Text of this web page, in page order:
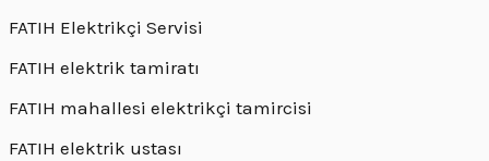
FATIH Elektrikçi Servisi
FATIH elektrik tamiratı
FATIH mahallesi elektrikçi tamircisi
FATIH elektrik ustası